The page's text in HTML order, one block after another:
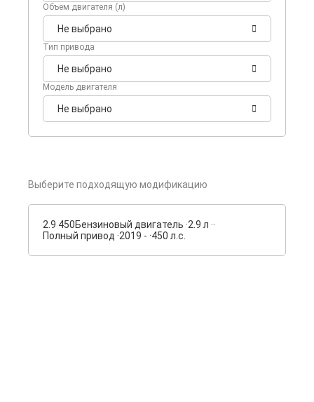
Объем двигателя (л)
Не выбрано
Тип привода
Не выбрано
Модель двигателя
Не выбрано
Выберите подходящую модификацию
2.9 450Бензиновый двигатель ·2.9 л ··
Полный привод ·2019 - ·450 л.с.